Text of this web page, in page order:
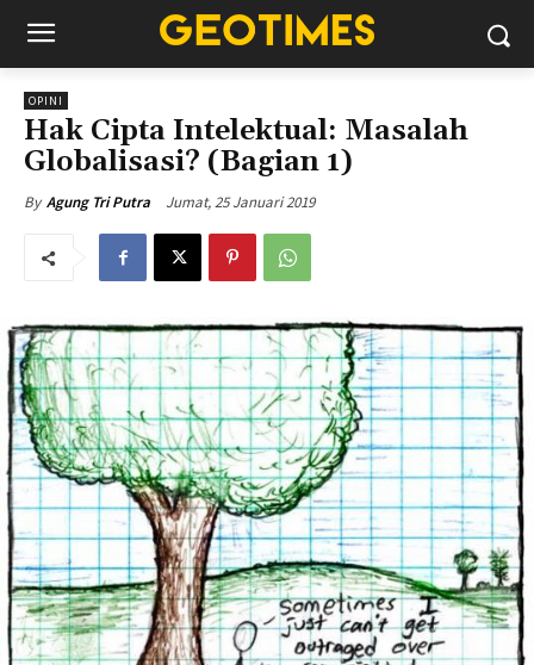
OPINI
Hak Cipta Intelektual: Masalah
Globalisasi? (Bagian 1)
By Agung Tri Putra Jumat, 25 Januari 2019